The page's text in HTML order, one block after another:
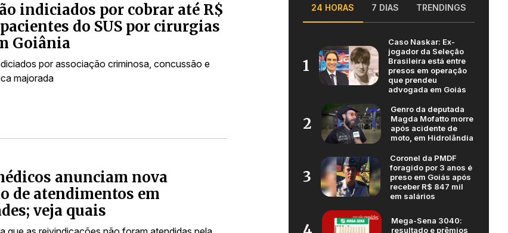
indiciados por cobrar até R$
do SUS por cirurgias
Goiânia
por associação criminosa, concussão e
majorada
anunciam nova
de atendimentos em
veja quais
24 HORAS 7 DIAS TRENDINGS
1
Caso Naskar: Ex-
jogador da Seleção
Brasileira está entre
presos em operação
que prendeu
advogada em Goiás
2
Genro da deputada
Magda Mofatto morre
após acidente de
moto, em Hidrolândia
3
Coronel da PMDF
foragido por 3 anos é
preso em Goiás após
receber R$ 847 mil
em salários
Mega-Sena 3040:
resultado e prêmios